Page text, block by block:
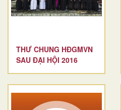
THƯ CHUNG HĐGMVN
SAU ĐẠI HỘI 2016